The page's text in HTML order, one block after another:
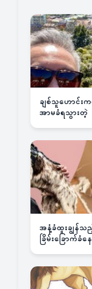
ချစ်သူဟောင်း
အာမခံရသွားတဲ့
အနံ့ခံထူးချွန်
ခြိမ်းခြောက်